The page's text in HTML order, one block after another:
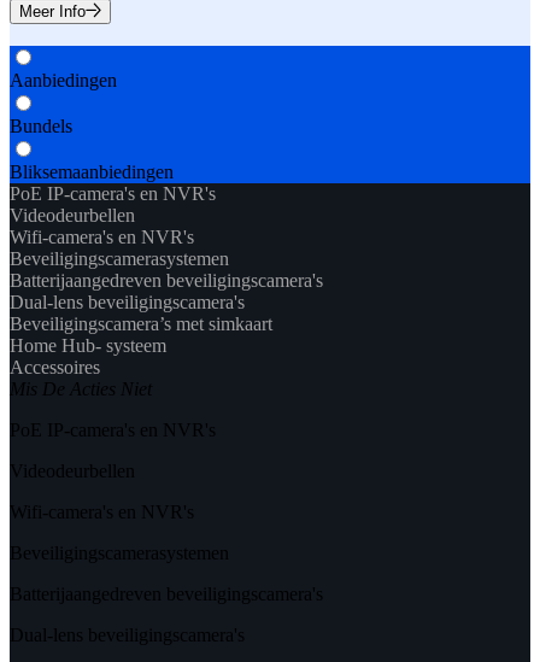
Meer Info
Aanbiedingen
Bundels
Bliksemaanbiedingen
PoE IP-camera's en NVR's
Videodeurbellen
Wifi-camera's en NVR's
Beveiligingscamerasystemen
Batterijaangedreven beveiligingscamera's
Dual-lens beveiligingscamera's
Beveiligingscamera’s met simkaart
Home Hub- systeem
Accessoires
Mis De Acties Niet
PoE IP-camera's en NVR's
Videodeurbellen
Wifi-camera's en NVR's
Beveiligingscamerasystemen
Batterijaangedreven beveiligingscamera's
Dual-lens beveiligingscamera's